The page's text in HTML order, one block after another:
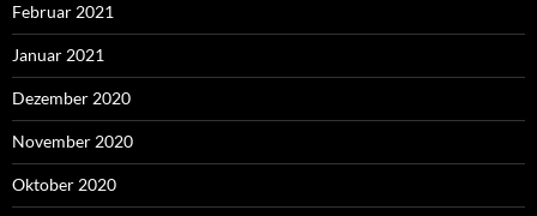
Februar 2021
Januar 2021
Dezember 2020
November 2020
Oktober 2020